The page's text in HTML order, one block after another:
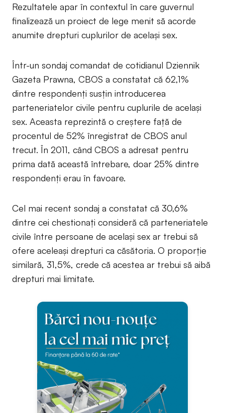
Rezultatele apar în contextul în care guvernul
finalizează un proiect de lege menit să acorde
anumite drepturi cuplurilor de același sex.
Într-un sondaj comandat de cotidianul Dziennik
Gazeta Prawna, CBOS a constatat că 62,1%
dintre respondenți susțin introducerea
parteneriatelor civile pentru cuplurile de același
sex. Aceasta reprezintă o creștere față de
procentul de 52% înregistrat de CBOS anul
trecut. În 2011, când CBOS a adresat pentru
prima dată această întrebare, doar 25% dintre
respondenți erau în favoare.
Cel mai recent sondaj a constatat că 30,6%
dintre cei chestionați consideră că parteneriatele
civile între persoane de același sex ar trebui să
ofere aceleași drepturi ca căsătoria. O proporție
similară, 31,5%, crede că acestea ar trebui să aibă
drepturi mai limitate.